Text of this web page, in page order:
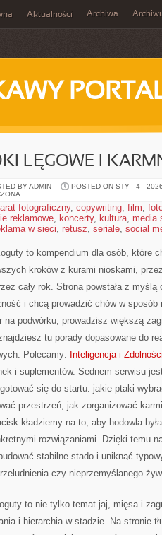
Aktualności Archiwa
LĘGOWE I
BY ADMIN POSTED ON STY - 4 - 2026
fotograficzny, copywriting, film,
reklamowe, koncerty, kultura, media
w sieci, retusz, seriale, social
to kompendium dla osób, które
kroków z kurami nioskami,
cały rok. Strona powstała z
i chcą prowadzić chów w
na podwórku, prowadzisz większą
tu porady dopasowane do
Polecamy: Inteligencja i
i suplementów. Sednem serwisu
się do startu: jakie ptaki
przestrzeń, jak zorganizować
kładziemy na to, aby hodowla
rozwiązaniami. Dzięki temu
stabilne stado i uniknąć
czy nieprzemyślanego
to nie tylko temat jaj, mięsa i
i hierarchia w stadzie. Na stronie